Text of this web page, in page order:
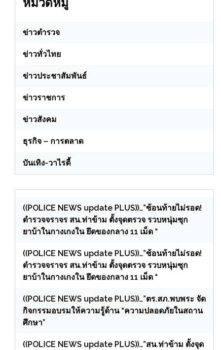
ข่าวตำรวจ
ข่าวทั่วไทย
ข่าวประชาสัมพันธ์
ข่าวราชการ
ข่าวสังคม
ธุรกิจ – การตลาด
บันเทิง-วาไรตี้
((POLICE NEWS update PLUS))…”ซ้อนท้ายไม่รอด!
ตำรวจจราจร สน.ท่าข้าม ตั้งจุดตรวจ รวบหนุ่มซุก
ยาบ้าในกางเกงใน ยึดของกลาง 11 เม็ด “
((POLICE NEWS update PLUS))…”ซ้อนท้ายไม่รอด!
ตำรวจจราจร สน.ท่าข้าม ตั้งจุดตรวจ รวบหนุ่มซุก
ยาบ้าในกางเกงใน ยึดของกลาง 11 เม็ด “
((POLICE NEWS update PLUS))…”ตร.สภ.พบพระ จัด
กิจกรรมอบรมให้ความรู้ด้าน “ความปลอดภัยในสถาน
ศึกษา”
((POLICE NEWS update PLUS))…”สน.ท่าข้าม ตั้งจุด